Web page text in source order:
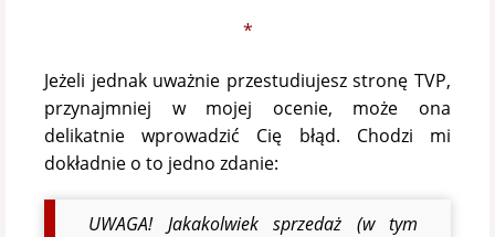
*
Jeżeli jednak uważnie przestudiujesz stronę TVP,
przynajmniej w mojej ocenie, może ona
delikatnie wprowadzić Cię błąd. Chodzi mi
dokładnie o to jedno zdanie:
UWAGA! Jakakolwiek sprzedaż (w tym